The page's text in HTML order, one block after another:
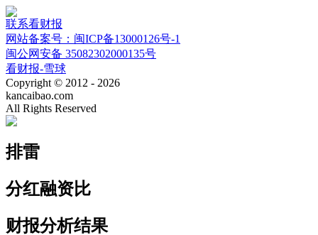
联系看财报
网站备案号：闽ICP备13000126号-1
闽公网安备 35082302000135号
看财报-雪球
Copyright © 2012 - 2026
kancaibao.com
All Rights Reserved
排雷
分红融资比
财报分析结果